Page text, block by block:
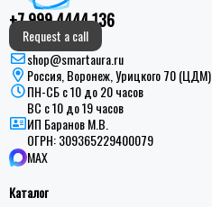
+7 999 4444 136
Request a call
shop@smartaura.ru
Россия, Воронеж, Урицкого 70 (ЦДМ)
ПН-СБ с 10 до 20 часов
ВС с 10 до 19 часов
ИП Баранов М.В.
ОГРН:309365229400079
MAX
Каталог